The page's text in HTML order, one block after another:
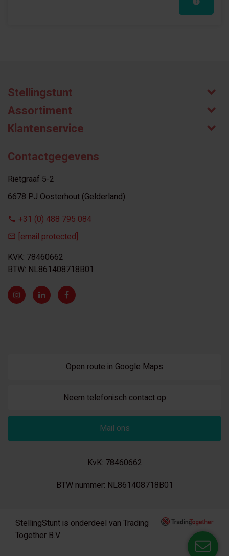
Stellingstunt
Assortiment
Klantenservice
Contactgegevens
Rietgraaf 5-2
6678 PJ Oosterhout (Gelderland)
+31 (0) 488 795 084
[email protected]
KVK: 78460662
BTW: NL861408718B01
Open route in Google Maps
Neem telefonisch contact op
Mail ons
KvK: 78460662
BTW nummer: NL861408718B01
StellingStunt is onderdeel van Trading
Together B.V.